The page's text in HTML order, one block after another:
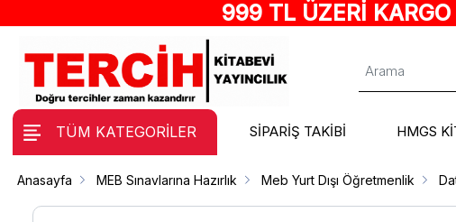
999 TL ÜZERİ
TÜM KATEGORİLER SİPARİŞ TAKİBİ HMGS
Anasayfa MEB Sınavlarına Hazırlık Meb Yurt Dışı Öğretmenlik